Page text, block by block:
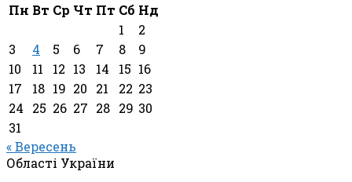
Пн Вт Ср Чт Пт Сб Нд
1
2
3
4 5 6 7 8
9
10
11 12 13 14 15 16
17
18 19 20 21 22 23
24
25 26 27 28 29 30
31
« Вересень
Області України